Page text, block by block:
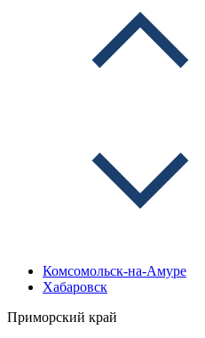
Комсомольск-на-Амуре
Хабаровск
Приморский край